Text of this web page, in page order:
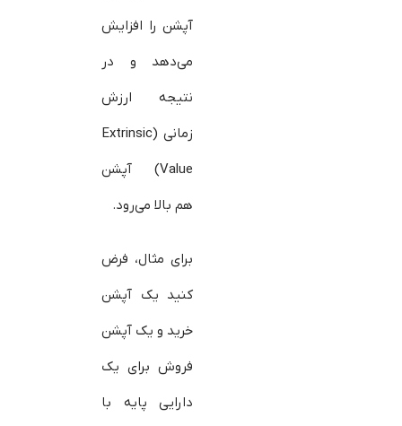
آپشن را افزایش
می‌دهد و در
نتیجه ارزش
زمانی (Extrinsic
Value) آپشن
هم بالا می‌رود.
برای مثال، فرض
کنید یک آپشن
خرید و یک آپشن
فروش برای یک
دارایی پایه با